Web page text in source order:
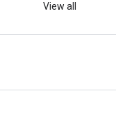
View all